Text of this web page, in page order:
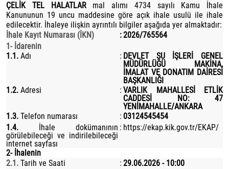
ÇELİK TEL HALATLARmal alımı 4734 sayılı Kamu İhale
Kanununun 19 uncu maddesine göre açık ihale usulü ile ihale
edilecektir. İhaleye ilişkin ayrıntılı bilgiler aşağıda yer almaktadır:
İhale Kayıt Numarası (İKN)
:2026/765564
1- İdarenin
1.1. Adı : DEVLET SU İŞLERİ GENEL
MÜDÜRLÜĞÜ MAKİNA,
İMALAT VE DONATIM DAİRESİ
BAŞKANLIĞI
1.2. Adresi : VARLIK MAHALLESİ ETLİK
CADDESİ NO: 47
YENİMAHALLE/ANKARA
1.3. Telefon numarası : 03124545454
1.4. İhale dokümanının
görülebileceği ve indirilebileceği
internet sayfası
: https://ekap.kik.gov.tr/EKAP/
2- İhalenin
2.1. Tarih ve Saati : 29.06.2026 - 10:00